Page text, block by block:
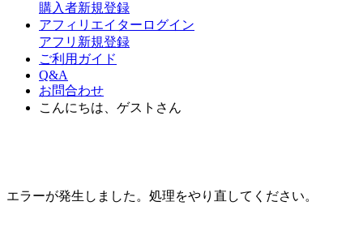
購入者新規登録
アフィリエイターログイン
アフリ新規登録
ご利用ガイド
Q&A
お問合わせ
こんにちは、ゲストさん
エラーが発生しました。処理をやり直してください。